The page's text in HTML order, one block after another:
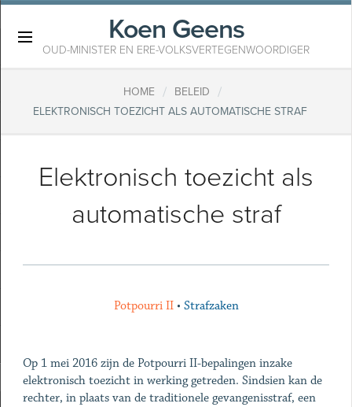
Koen Geens
OUD-MINISTER EN ERE-VOLKSVERTEGENWOORDIGER
HOME / BELEID /
ELEKTRONISCH TOEZICHT ALS AUTOMATISCHE STRAF
Elektronisch toezicht als
automatische straf
Potpourri II • Strafzaken
Op 1 mei 2016 zijn de Potpourri II-bepalingen inzake
elektronisch toezicht in werking getreden. Sindsien kan de
rechter, in plaats van de traditionele gevangenisstraf, een